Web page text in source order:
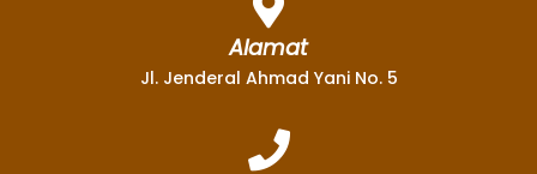
Alamat
Jl. Jenderal Ahmad Yani No. 5